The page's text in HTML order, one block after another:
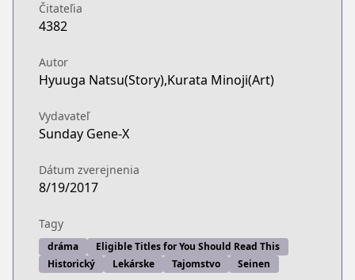
Čitateľia
4382
Autor
Hyuuga Natsu(Story),Kurata Minoji(Art)
Vydavateľ
Sunday Gene-X
Dátum zverejnenia
8/19/2017
Tagy
dráma
Eligible Titles for You Should Read This
Historický
Lekárske Tajomstvo Seinen